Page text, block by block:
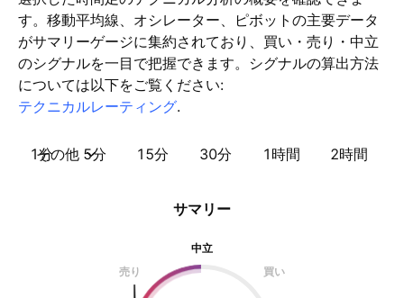
す。移動平均線、オシレーター、ピボットの主要データ
がサマリーゲージに集約されており、買い・売り・中立
のシグナルを一目で把握できます。シグナルの算出方法
については以下をご覧ください:
テクニカルレーティング.
1分 5分 15分 30分 1時間 2時間
その他
サマリー
中立
売り
買い